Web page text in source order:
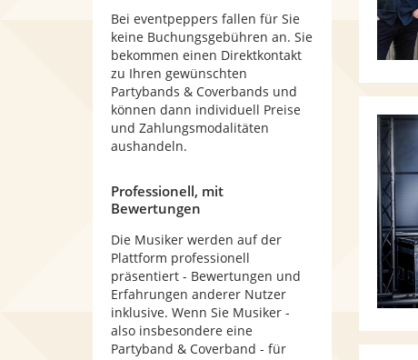
Bei eventpeppers fallen für Sie
keine Buchungsgebühren an. Sie
bekommen einen Direktkontakt
zu Ihren gewünschten
Partybands & Coverbands und
können dann individuell Preise
und Zahlungsmodalitäten
aushandeln.
Professionell, mit
Bewertungen
Die Musiker werden auf der
Plattform professionell
präsentiert - Bewertungen und
Erfahrungen anderer Nutzer
inklusive. Wenn Sie Musiker -
also insbesondere eine
Partyband & Coverband - für